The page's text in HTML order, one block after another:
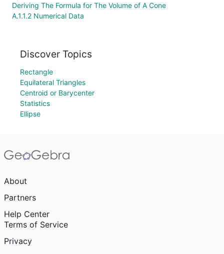
Deriving The Formula for The Volume of A Cone
A.1.1.2 Numerical Data
Discover Topics
Rectangle
Equilateral Triangles
Centroid or Barycenter
Statistics
Ellipse
About
Partners
Help Center
Terms of Service
Privacy